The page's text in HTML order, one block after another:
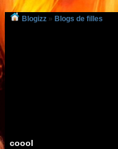
Blogizz » Blogs de filles
coool